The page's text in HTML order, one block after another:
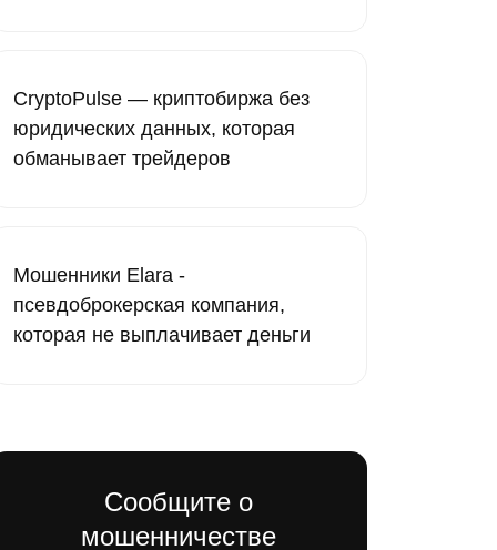
CryptoPulse — криптобиржа без
юридических данных, которая
обманывает трейдеров
Мошенники Elara -
псевдоброкерская компания,
которая не выплачивает деньги
Сообщите о
мошенничестве